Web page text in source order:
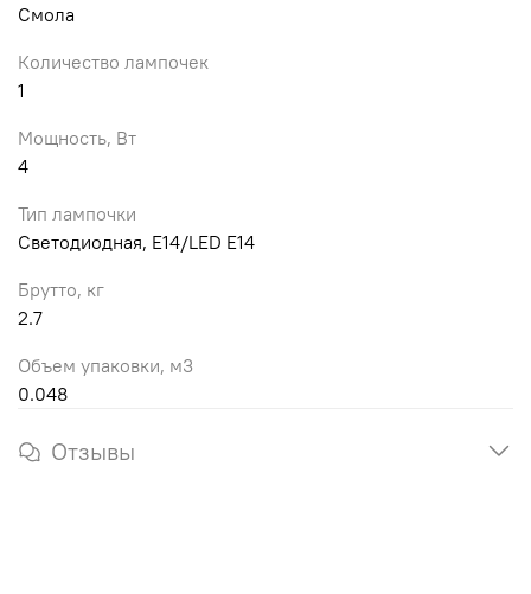
Смола
Количество лампочек
1
Мощность, Вт
4
Тип лампочки
Светодиодная, E14/LED E14
Брутто, кг
2.7
Объем упаковки, м3
0.048
Отзывы